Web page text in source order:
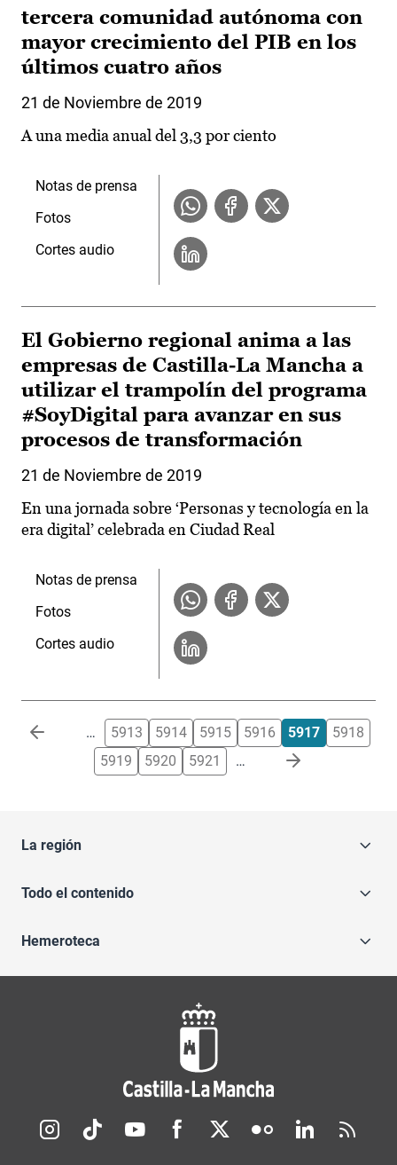
tercera comunidad autónoma con
mayor crecimiento del PIB en los
últimos cuatro años
21 de Noviembre de 2019
A una media anual del 3,3 por ciento
Notas de prensa
Fotos
Cortes audio
El Gobierno regional anima a las
empresas de Castilla-La Mancha a
utilizar el trampolín del programa
#SoyDigital para avanzar en sus
procesos de transformación
21 de Noviembre de 2019
En una jornada sobre ‘Personas y tecnología en la
era digital’ celebrada en Ciudad Real
Notas de prensa
Fotos
Cortes audio
Paginación … 5913 5914 5915 5916 5917
5918
5919
5920 5921 …
La región
Todo el contenido
Hemeroteca
Redes sociales JCCM